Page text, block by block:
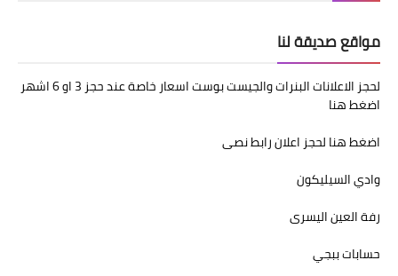
مواقع صديقة لنا
لحجز الاعلانات البنرات والجيست بوست اسعار خاصة عند حجز 3 او 6 اشهر
اضغط هنا
اضغط هنا لحجز اعلان رابط نصى
وادي السيليكون
رفة العين اليسرى
حسابات ببجي